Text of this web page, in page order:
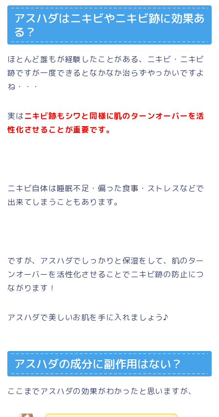
アスハダはニキビやニキビ跡に効果あ
る？
ほとんど誰もが経験したことがある、ニキビ・ニキビ
跡ですが一度できるとなかなか治らずやっかいですよ
ね・・・
実はニキビ跡もシワと同様に肌のターンオーバーを活
性化させることが重要です。
ニキビ自体は睡眠不足・偏った食事・ストレスなどで
出来てしまうこともあります。
ですが、アスハダでしっかりと保湿をして、 肌のター
ンオーバーを活性化させることでニキビ跡の防止につ
ながります！
アスハダで美しいお肌を手に入れましょう♪
アスハダの成分に副作用はない？
ここまでアスハダの効果がわかったと思いますが、